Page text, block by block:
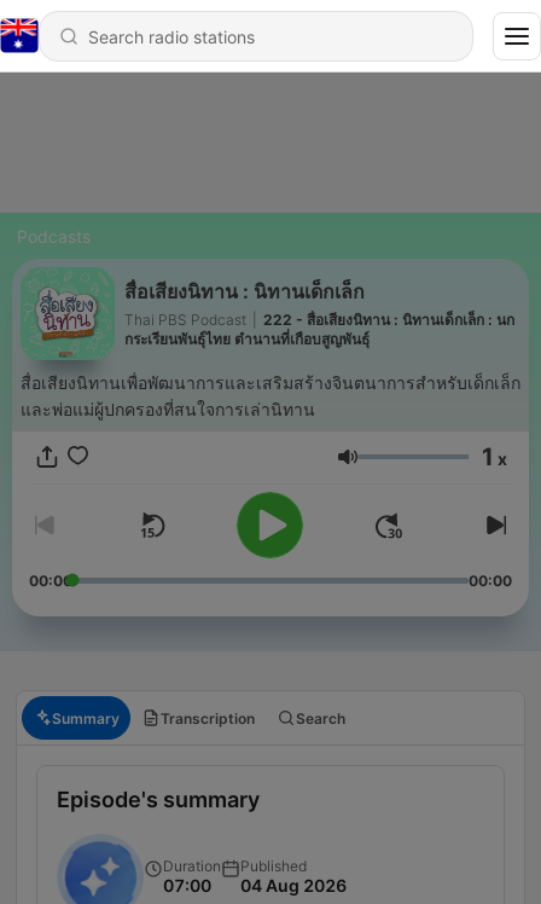
Podcasts
สื่อเสียงนิทาน : นิทานเด็กเล็ก
Thai PBS Podcast
222 - สื่อเสียงนิทาน : นิทานเด็กเล็ก : นก
กระเรียนพันธุ์ไทย ตำนานที่เกือบสูญพันธุ์
สื่อเสียงนิทานเพื่อพัฒนาการและเสริมสร้างจินตนาการสำหรับเด็กเล็ก
และพ่อแม่ผู้ปกครองที่สนใจการเล่านิทาน
Volume 1 x
00:00 00:00
Summary Transcription Search
Episode's summary
Duration
07:00
Published
04 Aug 2026